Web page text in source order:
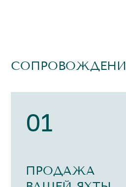
01
ПРОДАЖА